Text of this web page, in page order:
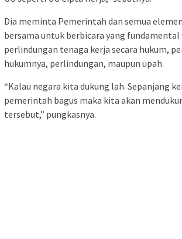
Dia meminta Pemerintah dan semua
bersama untuk berbicara yang fundamental
perlindungan tenaga kerja secara hukum,
hukumnya, perlindungan, maupun upah.
“Kalau negara kita dukung lah. Sepanjang
pemerintah bagus maka kita akan
tersebut,” pungkasnya.